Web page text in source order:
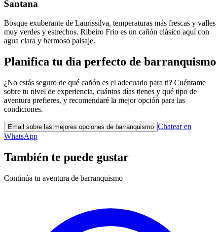
Santana
Bosque exuberante de Laurissilva, temperaturas más frescas y valles
muy verdes y estrechos. Ribeiro Frio es un cañón clásico aquí con
agua clara y hermoso paisaje.
Planifica tu día perfecto de barranquismo
¿No estás seguro de qué cañón es el adecuado para ti? Cuéntame
sobre tu nivel de experiencia, cuántos días tienes y qué tipo de
aventura prefieres, y recomendaré la mejor opción para las
condiciones.
Email sobre las mejores opciones de barranquismo Chatear en
WhatsApp
También te puede gustar
Continúa tu aventura de barranquismo